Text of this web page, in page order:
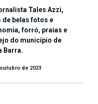
Tales Azzi,
de belas fotos e
forró, praias e
do município de
Barra.
de 2023